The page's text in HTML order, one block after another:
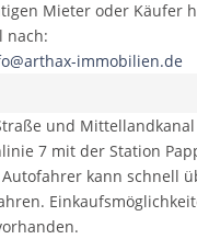
Mieter oder Käufer
nach:
immobilien.de
und
7 mit der Station
kann schnell